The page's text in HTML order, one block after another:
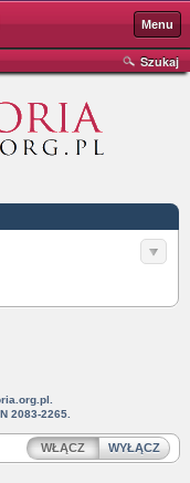
Menu
Szukaj
2083-2265.
WŁĄCZ WYŁĄCZ